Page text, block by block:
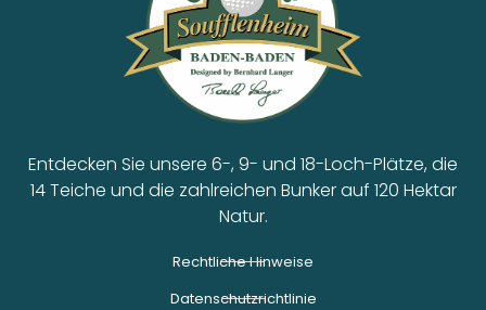
Entdecken Sie unsere 6-, 9- und 18-Loch-Plätze, die
14 Teiche und die zahlreichen Bunker auf 120 Hektar
Natur.
Rechtliche Hinweise
Datenschutzrichtlinie